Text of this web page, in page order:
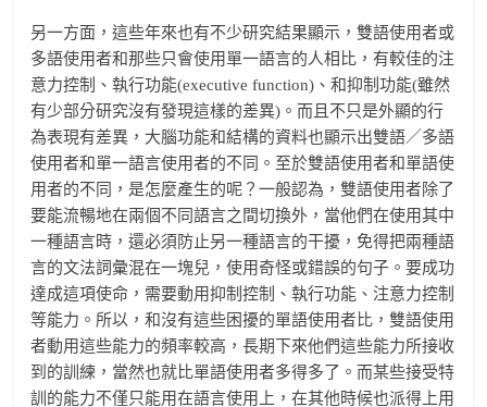
另一方面，這些年來也有不少研究結果顯示，雙語使用者或
多語使用者和那些只會使用單一語言的人相比，有較佳的注
意力控制、執行功能(executive function)、和抑制功能(雖然
有少部分研究沒有發現這樣的差異)。而且不只是外顯的行
為表現有差異，大腦功能和結構的資料也顯示出雙語／多語
使用者和單一語言使用者的不同。至於雙語使用者和單語使
用者的不同，是怎麼產生的呢？一般認為，雙語使用者除了
要能流暢地在兩個不同語言之間切換外，當他們在使用其中
一種語言時，還必須防止另一種語言的干擾，免得把兩種語
言的文法詞彙混在一塊兒，使用奇怪或錯誤的句子。要成功
達成這項使命，需要動用抑制控制、執行功能、注意力控制
等能力。所以，和沒有這些困擾的單語使用者比，雙語使用
者動用這些能力的頻率較高，長期下來他們這些能力所接收
到的訓練，當然也就比單語使用者多得多了。而某些接受特
訓的能力不僅只能用在語言使用上，在其他時候也派得上用